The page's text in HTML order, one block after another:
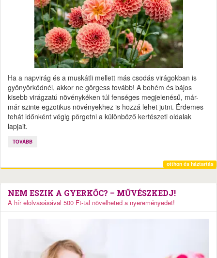
Ha a napvirág és a muskátli mellett más csodás virágokban is
gyönyörködnél, akkor ne görgess tovább! A bohém és bájos
kisebb virágzatú növénykéken túl fenséges megjelenésű, már-
már szinte egzotikus növényekhez is hozzá lehet jutni. Érdemes
tehát időnként végig pörgetni a különböző kertészeti oldalak
lapjait.
TOVÁBB
otthon és háztartás
NEM ESZIK A GYERKŐC? – MŰVÉSZKEDJ!
A hír elolvasásával 500 Ft-tal növelheted a nyereményedet!